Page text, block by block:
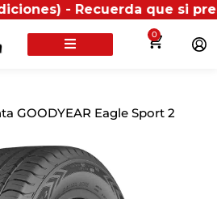
Recuerda que si
0
GOODYEAR Eagle Sport 2